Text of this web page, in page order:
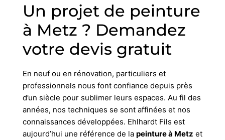
Un projet de peinture
à Metz ? Demandez
votre devis gratuit
En neuf ou en rénovation, particuliers et
professionnels nous font confiance depuis près
d’un siècle pour sublimer leurs espaces. Au fil des
années, nos techniques se sont affinées et nos
connaissances développées. Ehlhardt Fils est
aujourd’hui une référence de la peinture à Metz et